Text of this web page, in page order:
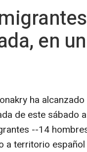
en
ha
de este sábado
--14
a territorio